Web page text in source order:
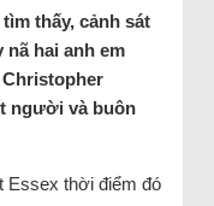
thấy, cảnh sát
hai anh em
Christopher
người và buôn
Essex thời điểm đó